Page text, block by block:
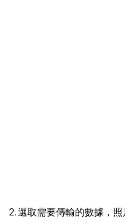
2. 選取需要傳輸的數據，